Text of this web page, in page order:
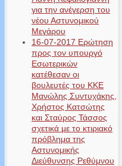
για την ανέγερση του
νέου Αστυνομικού
Μεγάρου
16-07-2017 Ερώτηση
προς τον υπουργό
Εσωτερικών
κατέθεσαν οι
βουλευτές του ΚΚΕ
Μανώλης Συντυχάκης,
Χρήστος Κατσώτης
και Σταύρος Τάσσος
σχετικά με το κτιριακό
πρόβλημα της
Αστυνομικής
Διεύθυνσης Ρεθύμνου